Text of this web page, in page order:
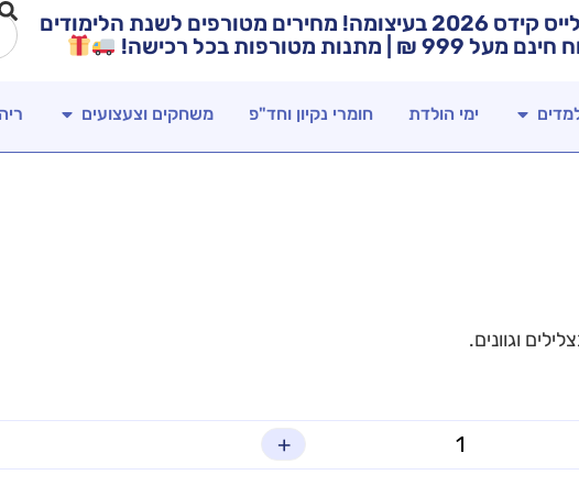
תערוכת פלייס קידס 2026 בעיצומה! מחירים מטורפים לשנת הלימודים
מטורפות בכל רכישה!
ימי הולדת חומרי נקיון וחד"פ משחקים וצעצועים
וגוונים.
+